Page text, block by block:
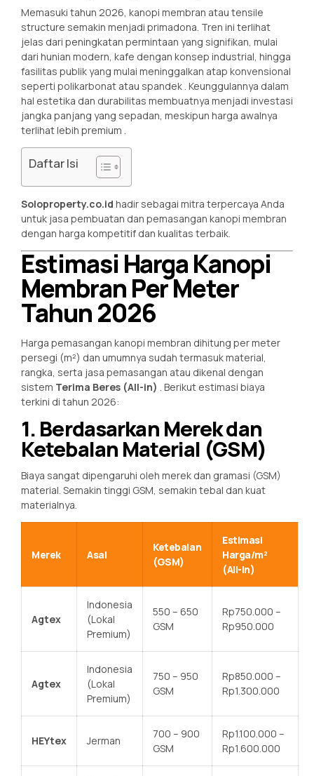
Memasuki tahun 2026, kanopi membran atau tensile
structure semakin menjadi primadona. Tren ini terlihat
jelas dari peningkatan permintaan yang signifikan, mulai
dari hunian modern, kafe dengan konsep industrial, hingga
fasilitas publik yang mulai meninggalkan atap konvensional
seperti polikarbonat atau spandek. Keunggulannya dalam
hal estetika dan durabilitas membuatnya menjadi investasi
jangka panjang yang sepadan, meskipun harga awalnya
terlihat lebih premium .
Daftar Isi
Soloproperty.co.id hadir sebagai mitra terpercaya Anda
untuk jasa pembuatan dan pemasangan kanopi membran
dengan harga kompetitif dan kualitas terbaik.
Estimasi Harga Kanopi
Membran Per Meter
Tahun 2026
Harga pemasangan kanopi membran dihitung per meter
persegi (m²) dan umumnya sudah termasuk material,
rangka, serta jasa pemasangan atau dikenal dengan
sistem Terima Beres (All-in) . Berikut estimasi biaya
terkini di tahun 2026:
1. Berdasarkan Merek dan
Ketebalan Material (GSM)
Biaya sangat dipengaruhi oleh merek dan gramasi (GSM)
material. Semakin tinggi GSM, semakin tebal dan kuat
materialnya.
Merek Asal
Ketebalan
(GSM)
Estimasi
Harga/m²
(All-in)
Agtex
Indonesia
(Lokal
Premium)
550 – 650
GSM
Rp750.000 –
Rp950.000
Agtex
Indonesia
(Lokal
Premium)
750 – 950
GSM
Rp850.000 –
Rp1.300.000
HEYtex Jerman
700 – 900
GSM
Rp1.100.000 –
Rp1.600.000